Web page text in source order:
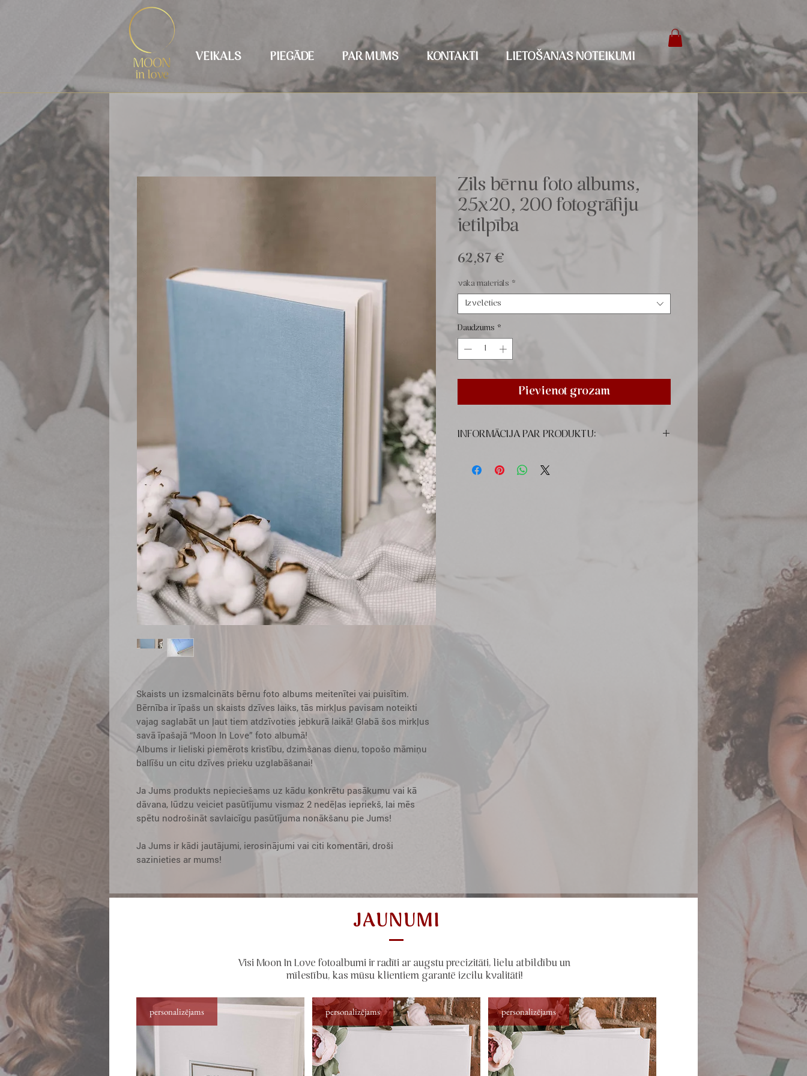
VEIKALS PIEGĀDE PAR MUMS KONTAKTI LIETOŠANAS NOTEIKUMI
Skaists un izsmalcināts bērnu foto albums meitenītei vai puisītim.
Bērnība ir īpašs un skaists dzīves laiks, tās mirkļus pavisam noteikti
vajag saglabāt un ļaut tiem atdzīvoties jebkurā laikā! Glabā šos mirkļus
savā īpašajā “Moon In Love” foto albumā!
Albums ir lieliski piemērots kristību, dzimšanas dienu, topošo māmiņu
ballīšu un citu dzīves prieku uzglabāšanai!
Ja Jums produkts nepieciešams uz kādu konkrētu pasākumu vai kā
dāvana, lūdzu veiciet pasūtījumu vismaz 2 nedēļas iepriekš, lai mēs
spētu nodrošināt savlaicīgu pasūtījuma nonākšanu pie Jums!
Ja Jums ir kādi jautājumi, ierosinājumi vai citi komentāri, droši
sazinieties ar mums!
Zils bērnu foto albums,
25x20, 200 fotogrāfiju
ietilpība
62,87 €
vāka materiāls *
Izvēlēties
Daudzums *
Pievienot grozam
INFORMĀCIJA PAR PRODUKTU:
Inside: classic cream-colored sheets, tissue paper
JAUNUMI
Visi Moon In Love fotoalbumi ir radīti ar augstu precizitāti, lielu atbildību un
mīlestību, kas mūsu klientiem garantē izcilu kvalitāti!
personalizējams personalizējams personalizējams